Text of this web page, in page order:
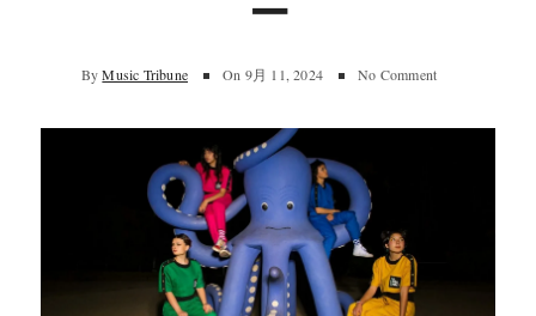
ー
By Music Tribune On 9月 11, 2024 No Comment